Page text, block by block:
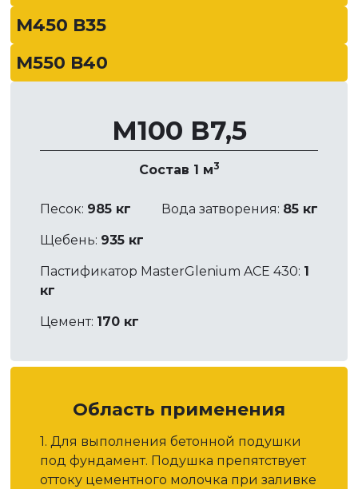
М450 В35
М550 В40
М100 В7,5
Состав 1 м3
Песок: 985 кг Вода затворения: 85 кг
Щебень: 935 кг
Пастификатор MasterGlenium ACE 430: 1
кг
Цемент: 170 кг
Область применения
1. Для выполнения бетонной подушки
под фундамент. Подушка препятствует
оттоку цементного молочка при заливке